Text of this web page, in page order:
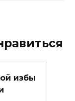
избы